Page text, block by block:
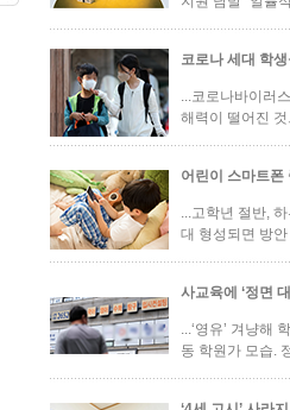
코로나 세대 학
...코로나바이러
해력이 떨어진
어린이 스마트
...고학년 절반,
대 형성되면 방
사교육에 ‘정면
...‘영유’ 겨냥해
동 학원가 모습.